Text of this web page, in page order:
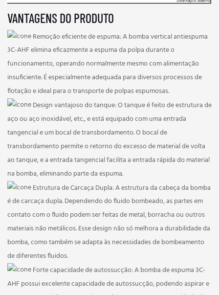
VANTAGENS DO PRODUTO
Remoção eficiente de espuma:A bomba vertical antiespuma
3C-AHF elimina eficazmente a espuma da polpa durante o
funcionamento, operando normalmente mesmo com alimentação
insuficiente. É especialmente adequada para diversos processos de
flotação e ideal para o transporte de polpas espumosas.
Design vantajoso do tanque:O tanque é feito de estrutura de
aço ou aço inoxidável, etc., e está equipado com uma entrada
tangencial e um bocal de transbordamento. O bocal de
transbordamento permite o retorno do excesso de material de volta
ao tanque, e a entrada tangencial facilita a entrada rápida do material
na bomba, eliminando parte da espuma.
Estrutura de Carcaça Dupla:A estrutura da cabeça da bomba
é de carcaça dupla. Dependendo do fluido bombeado, as partes em
contato com o fluido podem ser feitas de metal, borracha ou outros
materiais não metálicos. Esse design não só melhora a durabilidade da
bomba, como também se adapta às necessidades de bombeamento
de diferentes fluidos.
Forte capacidade de autossucção:A bomba de espuma 3C-
AHF possui excelente capacidade de autossucção, podendo aspirar e